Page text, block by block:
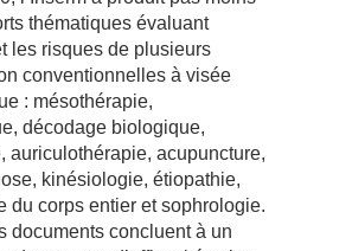
thématiques évaluant
les risques de plusieurs
conventionnelles à visée
: mésothérapie,
décodage biologique,
auriculothérapie, acupuncture,
kinésiologie, étiopathie,
du corps entier et sophrologie.
documents concluent à un